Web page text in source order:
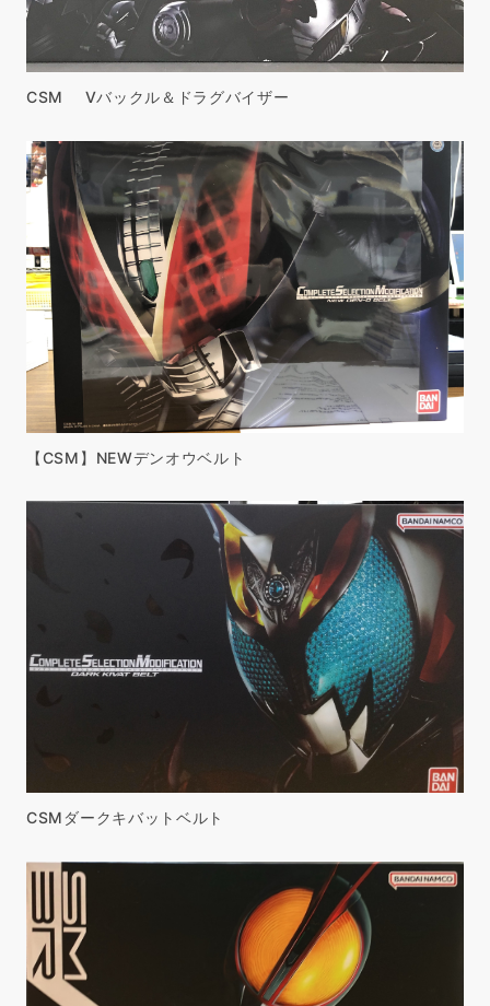
CSM Vバックル＆ドラグバイザー
【CSM】NEWデンオウベルト
CSMダークキバットベルト